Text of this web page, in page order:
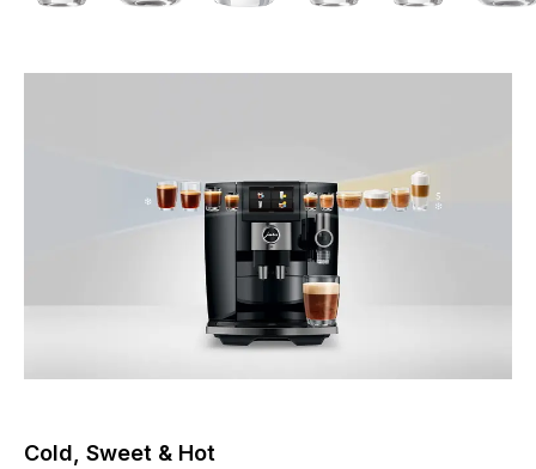
Cold, Sweet & Hot